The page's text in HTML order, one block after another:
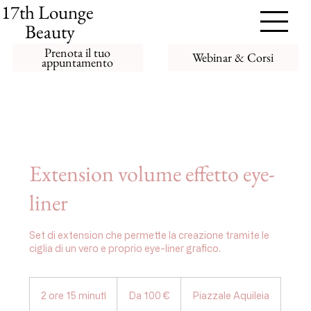
17th Lounge
Beauty
Prenota il tuo
appuntamento Webinar & Corsi
Extension volume effetto eye-
liner
Set di extension che permette la creazione tramite le
ciglia di un vero e proprio eye-liner grafico.
2 ore 15 minuti
euroDa 100 € Piazzale Aquileia